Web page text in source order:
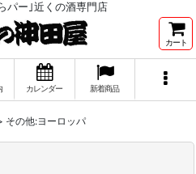
パー｣近くの酒専門店
カート
カレンダー 新着商品
その他:ヨーロッパ